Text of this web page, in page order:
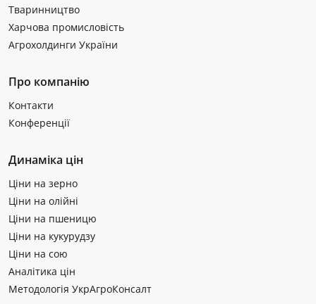
Тваринництво
Харчова промисловість
Агрохолдинги України
Про компанію
Контакти
Конференції
Динаміка цін
Ціни на зерно
Ціни на олійні
Ціни на пшеницю
Ціни на кукурудзу
Ціни на сою
Аналітика цін
Методологія УкрАгроКонсалт